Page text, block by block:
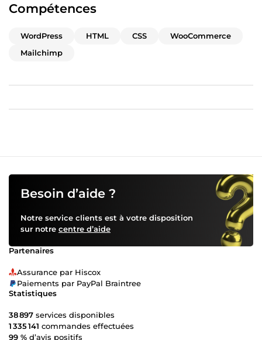
Compétences
WordPress HTML CSS
WooCommerce
Mailchimp
Besoin d’aide ?
Notre service clients est à votre disposition
sur notre centre d’aide
Partenaires
Assurance par Hiscox
Paiements par PayPal Braintree
Statistiques
38 897 services disponibles
1 335 141 commandes effectuées
99 % d’avis positifs